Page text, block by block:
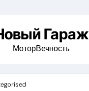
Гараж
МоторВечность